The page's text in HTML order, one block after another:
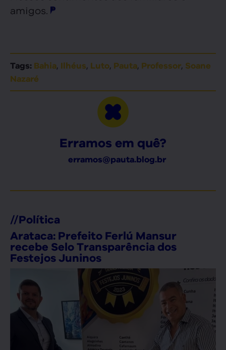
amigos.
Tags: Bahia, Ilhéus, Luto, Pauta, Professor, Soane
Nazaré
Erramos em quê?
erramos@pauta.blog.br
//Política
Arataca: Prefeito Ferlú Mansur
recebe Selo Transparência dos
Festejos Juninos